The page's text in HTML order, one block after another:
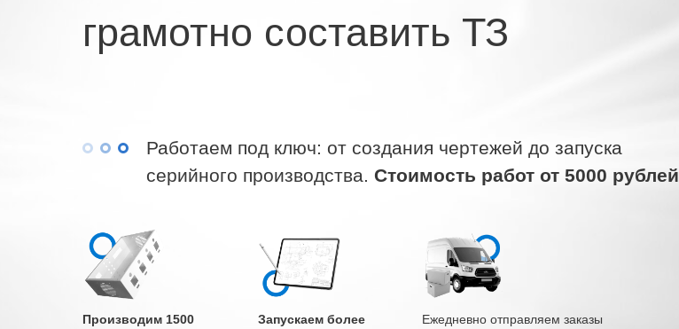
грамотно составить ТЗ
Ежедневно отправляем заказы
Производим 1500
Запускаем более
Работаем под ключ: от создания чертежей до запуска
серийного производства. Стоимость работ от 5000 рублей